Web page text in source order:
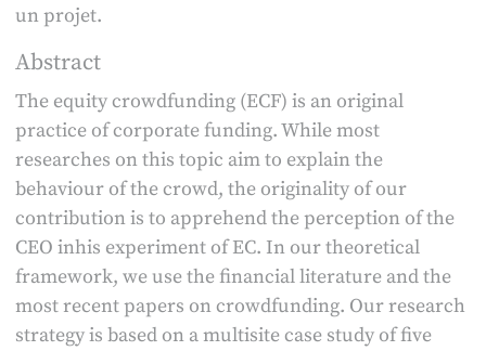
un projet.
Abstract
The equity crowdfunding (ECF) is an original
practice of corporate funding. While most
researches on this topic aim to explain the
behaviour of the crowd, the originality of our
contribution is to apprehend the perception of the
CEO inhis experiment of EC. In our theoretical
framework, we use the financial literature and the
most recent papers on crowdfunding. Our research
strategy is based on a multisite case study of five